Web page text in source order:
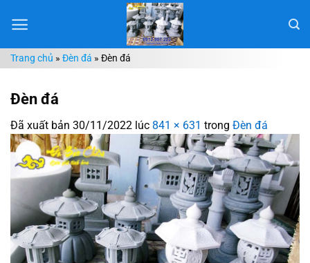
đến
dungTrang chủ » Đèn đá » Đèn đá
Đèn đá
Đã xuất bản 30/11/2022 lúc 841 × 631 trong Đèn đá